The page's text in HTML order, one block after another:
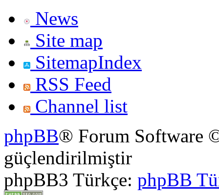
News
Site map
SitemapIndex
RSS Feed
Channel list
phpBB® Forum Software
güçlendirilmiştir
phpBB3 Türkçe: phpBB